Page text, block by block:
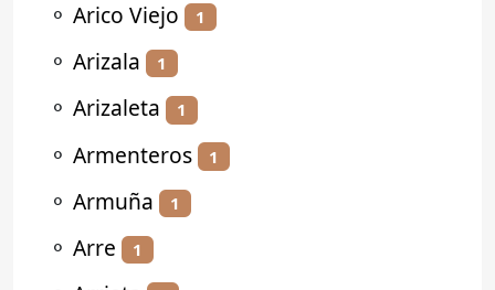
⚬ Arico Viejo 1
⚬ Arizala 1
⚬ Arizaleta 1
⚬ Armenteros 1
⚬ Armuña 1
⚬ Arre 1